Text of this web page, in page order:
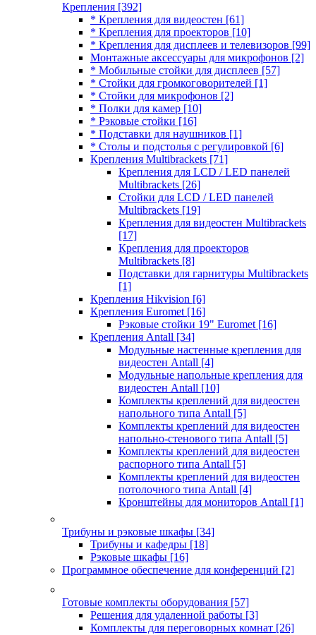
Крепления [392]
* Крепления для видеостен [61]
* Крепления для проекторов [10]
* Крепления для дисплеев и телевизоров [99]
Монтажные аксессуары для микрофонов [2]
* Мобильные стойки для дисплеев [57]
* Стойки для громкоговорителей [1]
* Стойки для микрофонов [2]
* Полки для камер [10]
* Рэковые стойки [16]
* Подставки для наушников [1]
* Столы и подстолья с регулировкой [6]
Крепления Multibrackets [71]
Крепления для LCD / LED панелей
Multibrackets [26]
Стойки для LCD / LED панелей
Multibrackets [19]
Крепления для видеостен Multibrackets
[17]
Крепления для проекторов
Multibrackets [8]
Подставки для гарнитуры Multibrackets
[1]
Крепления Hikvision [6]
Крепления Euromet [16]
Рэковые стойки 19" Euromet [16]
Крепления Antall [34]
Модульные настенные крепления для
видеостен Antall [4]
Модульные напольные крепления для
видеостен Antall [10]
Комплекты креплений для видеостен
напольного типа Antall [5]
Комплекты креплений для видеостен
напольно-стенового типа Antall [5]
Комплекты креплений для видеостен
распорного типа Antall [5]
Комплекты креплений для видеостен
потолочного типа Antall [4]
Кронштейны для мониторов Antall [1]
Трибуны и рэковые шкафы [34]
Трибуны и кафедры [18]
Рэковые шкафы [16]
Программное обеспечение для конференций [2]
Готовые комплекты оборудования [57]
Решения для удаленной работы [3]
Комплекты для переговорных комнат [26]